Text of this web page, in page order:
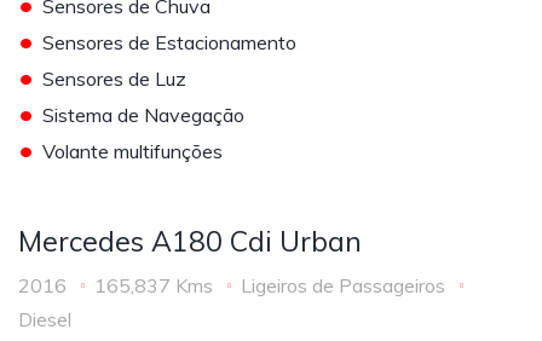
Sensores de Chuva
• Sensores de Estacionamento
• Sensores de Luz
• Sistema de Navegação
• Volante multifunções
Mercedes A180 Cdi Urban
2016 165,837 Kms
Ligeiros de Passageiros
Diesel